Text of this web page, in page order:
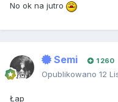
No ok na jutro
Semi 1 260
Opublikowano 12
Łap